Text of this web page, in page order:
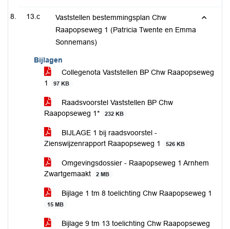
13.c
Vaststellen bestemmingsplan Chw
Raapopseweg 1 (Patricia Twente en Emma
Sonnemans)
Bijlagen
Collegenota Vaststellen BP Chw Raapopseweg
1
97 KB
Raadsvoorstel Vaststellen BP Chw
Raapopseweg 1*
232 KB
BIJLAGE 1 bij raadsvoorstel -
Zienswijzenrapport Raapopseweg 1
526 KB
Omgevingsdossier - Raapopseweg 1 Arnhem
Zwartgemaakt
2 MB
Bijlage 1 tm 8 toelichting Chw Raapopseweg 1
15 MB
Bijlage 9 tm 13 toelichting Chw Raapopseweg